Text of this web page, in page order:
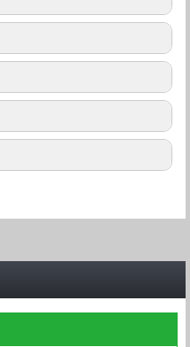
要問い合わせ
要問い合わせ
要問い合わせ
要問い合わせ